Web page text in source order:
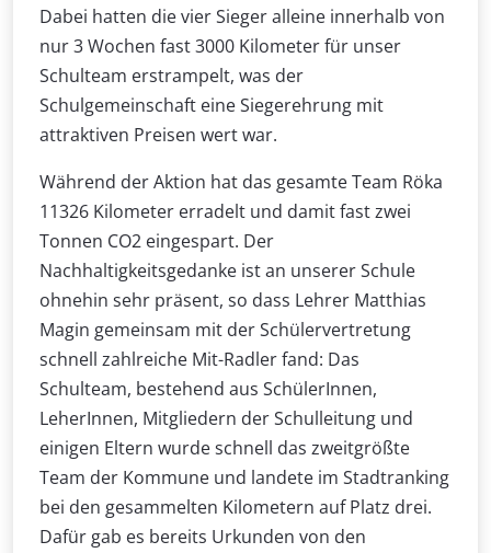
Dabei hatten die vier Sieger alleine innerhalb von
nur 3 Wochen fast 3000 Kilometer für unser
Schulteam erstrampelt, was der
Schulgemeinschaft eine Siegerehrung mit
attraktiven Preisen wert war.
Während der Aktion hat das gesamte Team Röka
11326 Kilometer erradelt und damit fast zwei
Tonnen CO2 eingespart. Der
Nachhaltigkeitsgedanke ist an unserer Schule
ohnehin sehr präsent, so dass Lehrer Matthias
Magin gemeinsam mit der Schülervertretung
schnell zahlreiche Mit-Radler fand: Das
Schulteam, bestehend aus SchülerInnen,
LeherInnen, Mitgliedern der Schulleitung und
einigen Eltern wurde schnell das zweitgrößte
Team der Kommune und landete im Stadtranking
bei den gesammelten Kilometern auf Platz drei.
Dafür gab es bereits Urkunden von den